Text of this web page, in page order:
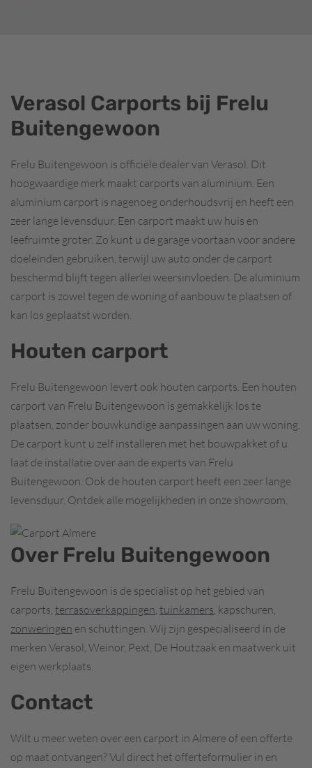
Verasol Carports bij Frelu
Buitengewoon
Frelu Buitengewoon is officiële dealer van Verasol. Dit
hoogwaardige merk maakt carports van aluminium. Een
aluminium carport is nagenoeg onderhoudsvrij en heeft een
zeer lange levensduur. Een carport maakt uw huis en
leefruimte groter. Zo kunt u de garage voortaan voor andere
doeleinden gebruiken, terwijl uw auto onder de carport
beschermd blijft tegen allerlei weersinvloeden. De aluminium
carport is zowel tegen de woning of aanbouw te plaatsen of
kan los geplaatst worden.
Houten carport
Frelu Buitengewoon levert ook houten carports. Een houten
carport van Frelu Buitengewoon is gemakkelijk los te
plaatsen, zonder bouwkundige aanpassingen aan uw woning.
De carport kunt u zelf installeren met het bouwpakket of u
laat de installatie over aan de experts van Frelu
Buitengewoon. Ook de houten carport heeft een zeer lange
levensduur. Ontdek alle mogelijkheden in onze showroom.
Over Frelu Buitengewoon
Frelu Buitengewoon is de specialist op het gebied van
carports, terrasoverkappingen, tuinkamers, kapschuren,
zonweringen en schuttingen. Wij zijn gespecialiseerd in de
merken Verasol, Weinor, Pext, De Houtzaak en maatwerk uit
eigen werkplaats.
Contact
Wilt u meer weten over een carport in Almere of een offerte
op maat ontvangen? Vul direct het offerteformulier in en